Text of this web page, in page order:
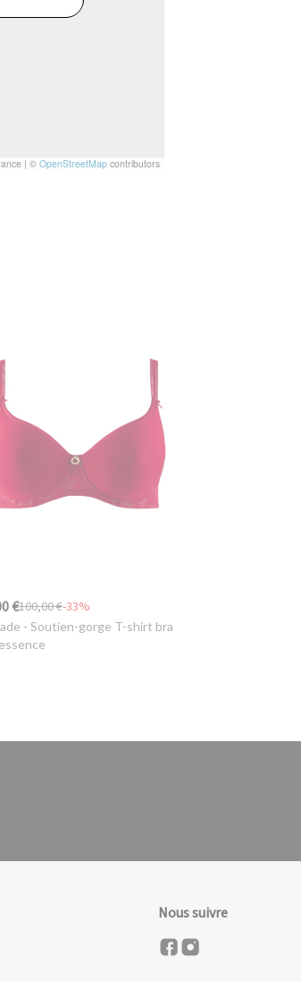
| ©OpenStreetMapcontributors
€100,00 €-33%
- Soutien-gorge T-shirt bra
Nous suivre